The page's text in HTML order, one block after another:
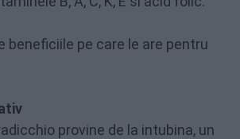
beneficiile pe care le are pentru
provine de la intubina, un